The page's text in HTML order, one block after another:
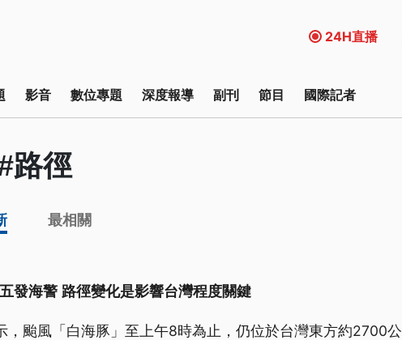
24H直播
影音 數位專題 深度報導 副刊 節目 國際記者
路徑
最相關
發海警 路徑變化是影響台灣程度關鍵
，颱風「白海豚」至上午8時為止，仍位於台灣東方約2700公